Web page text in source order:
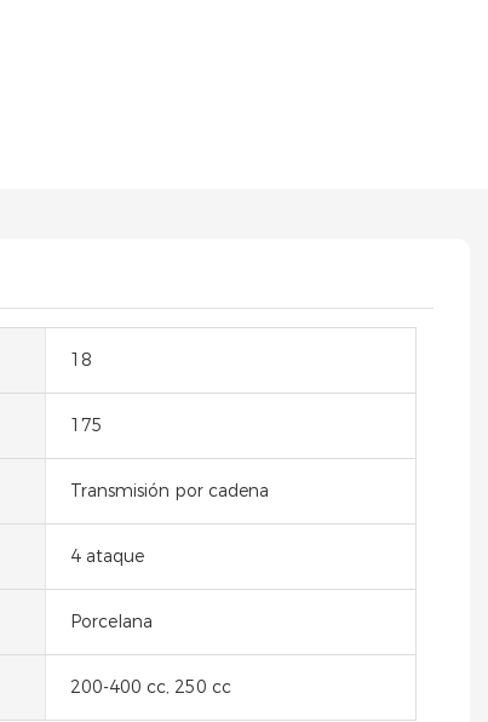
18
175
Transmisión por cadena
4 ataque
Porcelana
200-400 cc, 250 cc